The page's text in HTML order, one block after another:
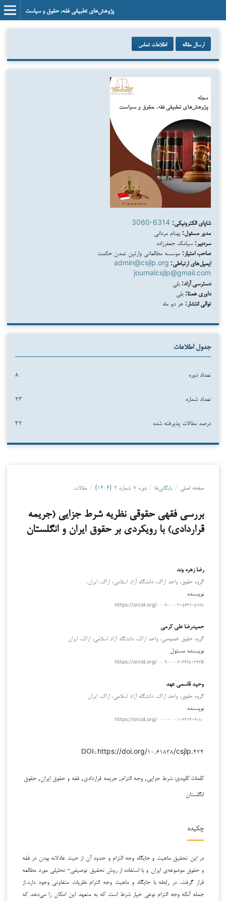
پژوهش‌های تطبیقی فقه، حقوق و سیاست
ارسال مقاله اطلاعات تماس
شاپای الکترونیکی: 3060-6314
مدیر مسئول: بهنام مردانی
سردبیر: سیامک جعفرزاده
صاحب امتیاز: موسسه مطالعاتی وارثین تمدن حکمت
ایمیل‌های ارتباطی: admin@csjlp.org
journalcsjlp@gmail.com
دسترسی آزاد: بلی
داوری همتا: بلی
توالی انتشار: هر دو ماه
جدول اطلاعات
تعداد دوره ۸
تعداد شماره ۲۳
درصد مقالات پذیرفته شده ۳۲
صفحه اصلی / بایگانی‌ها / دوره ۷ شماره ۲ (۱۴۰۴) / مقالات
بررسی فقهی حقوقی نظریه شرط جزایی (جریمه
قراردادی) با رویکردی بر حقوق ایران و انگلستان
رضا زهره وند
گروه حقوق، واحد اراک، دانشگاه آزاد اسلامی، اراک، ایران،
نویسنده
https://orcid.org/۰۰۰۹-۰۰۰۳-۵۶۳۷-۵۷۶۸
حمیدرضا علی کرمی
گروه حقوق خصوصی، واحد اراک، دانشگاه آزاد اسلامی، اراک، ایران
نویسنده مسئول
https://orcid.org/۰۰۰۹-۰۰۰۶-۴۴۶۵-۳۴۶X
وحید قاسمی عهد
گروه حقوق، واحد اراک، دانشگاه آزاد اسلامی، اراک، ایران
نویسنده
https://orcid.org/۰۰۰۰-۰۰۰۱-۶۲۷۴-۶۱۸۰
DOI:: https://doi.org/۱۰.۶۱۸۳۸/csjlp.۴۲۴
کلمات کلیدی: شرط جزایی, وجه التزام, جریمه قراردادی, فقه و حقوق ایران, حقوق
انگلستان
چکیده
در این تحقیق ماهیت و جایگاه وجه التزام و حدود آن از حیث عادلانه بودن در فقه
و حقوق موضوعه‌ی ایران و با استفاده از روش تحقیق توصیفی- تحلیلی مورد مطالعه
قرار گرفت. در رابطه با جایگاه و ماهیت وجه التزام نظریات متفاوتی وجود دارد.از
جمله آنکه وجه التزام نوعی خیار شرط است که به متعهد این امکان را می‌دهد که